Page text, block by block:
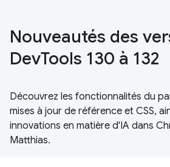
Nouveautés des
DevTools 130 à 132
Découvrez les fonctionnalités du
mises à jour de référence et CSS,
innovations en matière d'IA dans
Matthias.